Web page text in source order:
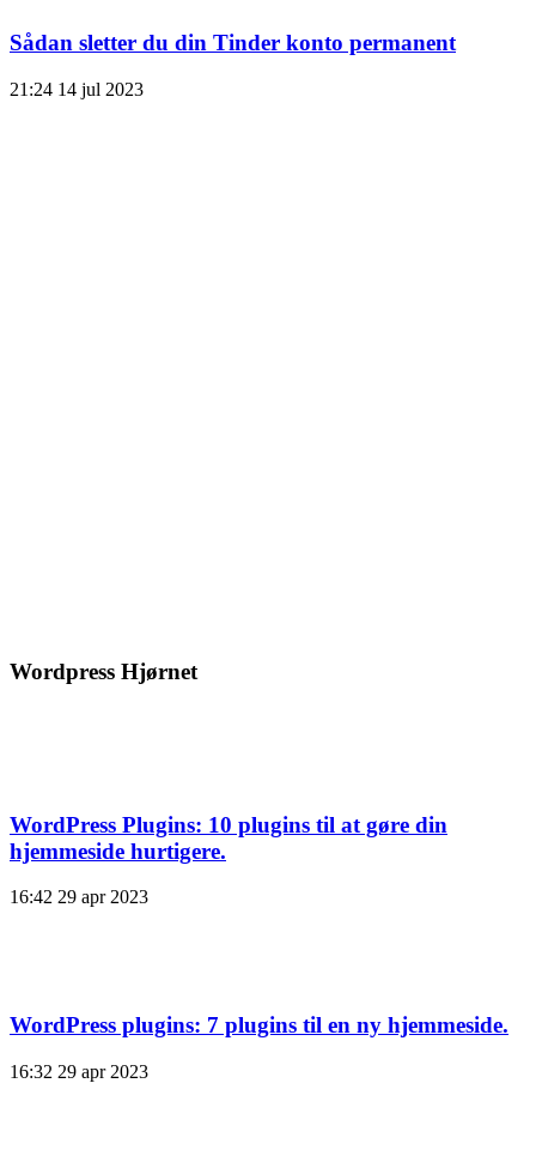
Sådan sletter du din Tinder konto permanent
21:24 14 jul 2023
Wordpress Hjørnet
WordPress Plugins: 10 plugins til at gøre din
hjemmeside hurtigere.
16:42 29 apr 2023
WordPress plugins: 7 plugins til en ny hjemmeside.
16:32 29 apr 2023